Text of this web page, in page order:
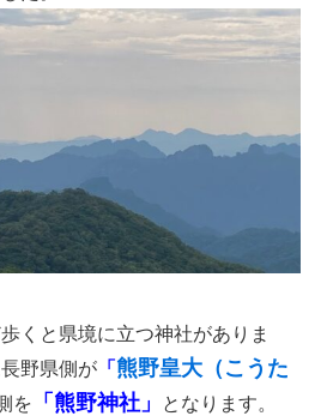
くと県境に立つ神社がありま
野県側が 「熊野皇大（こうた
を 「熊野神社」
となります。